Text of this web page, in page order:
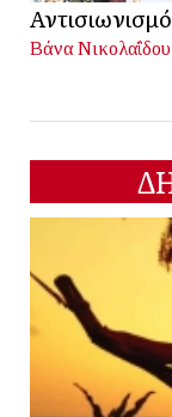
Βάνα